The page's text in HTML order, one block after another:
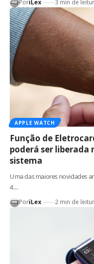
PoriLex 3 min de
APPLE WATCH
Função de
poderá ser
sistema
Uma das maiores novidades
4…
PoriLex 2 min de